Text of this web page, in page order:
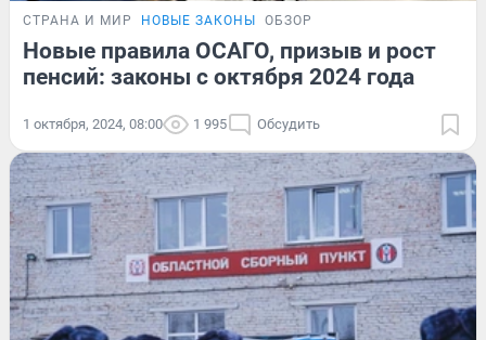
СТРАНА И МИР НОВЫЕ ЗАКОНЫ ОБЗОР
Новые правила ОСАГО, призыв и рост
пенсий: законы с октября 2024 года
1 октября, 2024, 08:00 1 995 Обсудить